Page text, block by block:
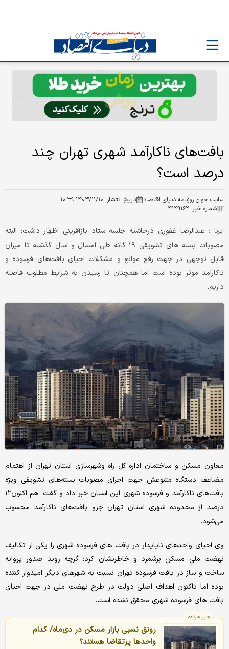
بافت‌های ناکارآمد شهری تهران چند
درصد است؟
سایت خوان روزنامه دنیای اقتصاد تاریخ انتشار :۱۴۰۳/۱۱/۱۰ ۱۰:۳۹
شماره خبر :۴۱۴۹۱۶۲
ایرنا : عبدالرضا غفوری درحاشیه جلسه ستاد بازآفرینی اظهار داشت: البته
مصوبات بسته های تشویقی ۱۹ گانه طی امسال و سال گذشته تا میزان
قابل توجهی در جهت رفع موانع و مشکلات احیای بافت‌های فرسوده و
ناکارآمد موثر بوده است اما همچنان تا رسیدن به شرایط مطلوب فاصله
داریم.
معاون مسکن و ساختمان اداره کل راه وشهرسازی استان تهران از اهتمام
مضاعف دستگاه متبوعش جهت اجرای مصوبات بسته‌های تشویقی ویژه
بافت‌های ناکارآمد و فرسوده شهری این استان خبر داد و گفت: هم اکنون۱۲
درصد از محدوده شهری استان تهران جزو بافت‌های ناکارآمد محسوب
می‌شود.
وی احیای واحدهای ناپایدار در بافت های فرسوده شهری را یکی از تکالیف
نهضت ملی مسکن برشمرد و خاطرنشان کرد: گرچه روند صدور پروانه
ساخت و ساز در بافت فرسوده تهران نسبت به شهرهای دیگر امیدوار کننده
بوده اما تاکنون اهداف اصلی دولت در طرح نهضت ملی در جهت احیای
بافت های فرسوده شهری محقق نشده است.
خبر مرتبط
رونق نسبی بازار مسکن در دی‌ماه/ کدام
واحد‌ها پر‌تقاضا هستند؟